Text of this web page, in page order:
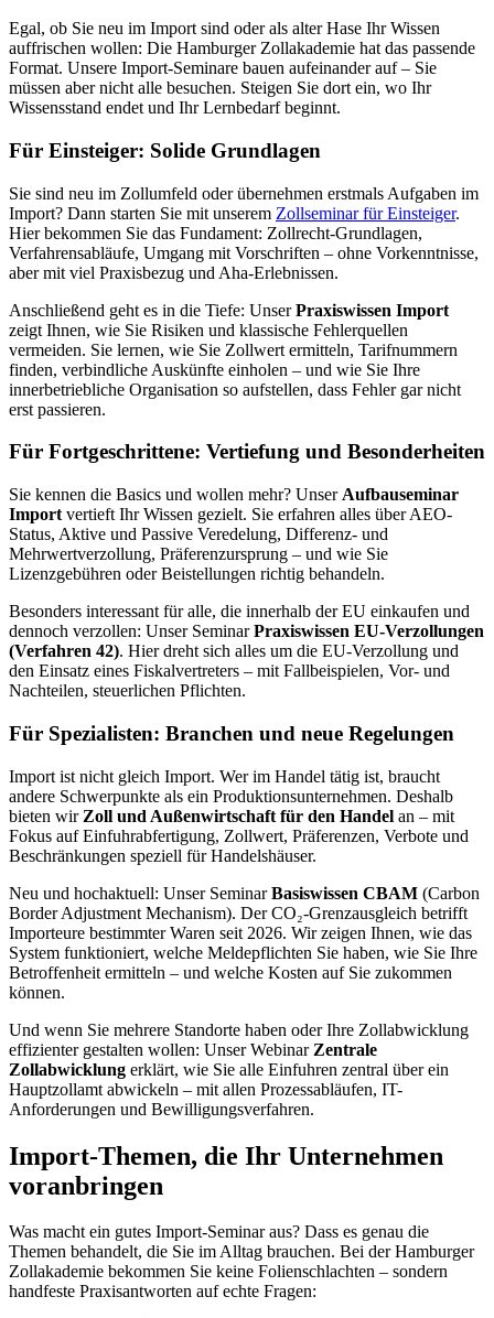
Egal, ob Sie neu im Import sind oder als alter Hase Ihr Wissen
auffrischen wollen: Die Hamburger Zollakademie hat das passende
Format. Unsere Import-Seminare bauen aufeinander auf – Sie
müssen aber nicht alle besuchen. Steigen Sie dort ein, wo Ihr
Wissensstand endet und Ihr Lernbedarf beginnt.
Für Einsteiger: Solide Grundlagen
Sie sind neu im Zollumfeld oder übernehmen erstmals Aufgaben im
Import? Dann starten Sie mit unserem Zollseminar für Einsteiger.
Hier bekommen Sie das Fundament: Zollrecht-Grundlagen,
Verfahrensabläufe, Umgang mit Vorschriften – ohne Vorkenntnisse,
aber mit viel Praxisbezug und Aha-Erlebnissen.
Anschließend geht es in die Tiefe: UnserPraxiswissen Import
zeigt Ihnen, wie Sie Risiken und klassische Fehlerquellen
vermeiden. Sie lernen, wie Sie Zollwert ermitteln, Tarifnummern
finden, verbindliche Auskünfte einholen – und wie Sie Ihre
innerbetriebliche Organisation so aufstellen, dass Fehler gar nicht
erst passieren.
Für Fortgeschrittene: Vertiefung und Besonderheiten
Sie kennen die Basics und wollen mehr? Unser Aufbauseminar
Import vertieft Ihr Wissen gezielt. Sie erfahren alles über AEO-
Status, Aktive und Passive Veredelung, Differenz- und
Mehrwertverzollung, Präferenzursprung – und wie Sie
Lizenzgebühren oder Beistellungen richtig behandeln.
Besonders interessant für alle, die innerhalb der EU einkaufen und
dennoch verzollen: Unser SeminarPraxiswissen EU-Verzollungen
(Verfahren 42). Hier dreht sich alles um die EU-Verzollung und
den Einsatz eines Fiskalvertreters – mit Fallbeispielen, Vor- und
Nachteilen, steuerlichen Pflichten.
Für Spezialisten: Branchen und neue Regelungen
Import ist nicht gleich Import. Wer im Handel tätig ist, braucht
andere Schwerpunkte als ein Produktionsunternehmen. Deshalb
bieten wir Zoll und Außenwirtschaft für den Handel an – mit
Fokus auf Einfuhrabfertigung, Zollwert, Präferenzen, Verbote und
Beschränkungen speziell für Handelshäuser.
Neu und hochaktuell: Unser SeminarBasiswissen CBAM (Carbon
Border Adjustment Mechanism). Der CO₂-Grenzausgleich betrifft
Importeure bestimmter Waren seit 2026. Wir zeigen Ihnen, wie das
System funktioniert, welche Meldepflichten Sie haben, wie Sie Ihre
Betroffenheit ermitteln – und welche Kosten auf Sie zukommen
können.
Und wenn Sie mehrere Standorte haben oder Ihre Zollabwicklung
effizienter gestalten wollen: Unser Webinar Zentrale
Zollabwicklung erklärt, wie Sie alle Einfuhren zentral über ein
Hauptzollamt abwickeln – mit allen Prozessabläufen, IT-
Anforderungen und Bewilligungsverfahren.
Import-Themen, die Ihr Unternehmen
voranbringen
Was macht ein gutes Import-Seminar aus? Dass es genau die
Themen behandelt, die Sie im Alltag brauchen. Bei der Hamburger
Zollakademie bekommen Sie keine Folienschlachten – sondern
handfeste Praxisantworten auf echte Fragen: